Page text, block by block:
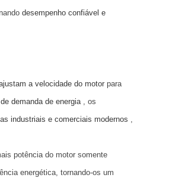
desempenho confiável e
a velocidade do motor para
demanda de energia
, os
industriais e comerciais modernos
potência do motor somente
energética, tornando-os um